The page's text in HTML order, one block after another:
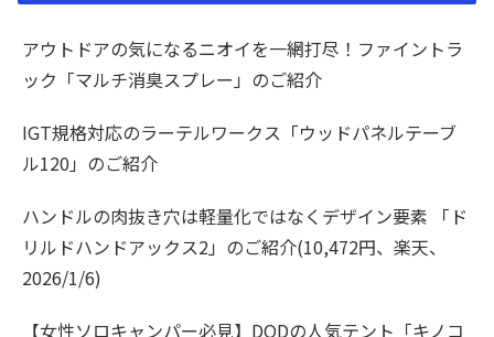
アウトドアの気になるニオイを一網打尽！ファイントラ
ック「マルチ消臭スプレー」のご紹介
IGT規格対応のラーテルワークス「ウッドパネルテーブ
ル120」のご紹介
ハンドルの肉抜き穴は軽量化ではなくデザイン要素 「ド
リルドハンドアックス2」のご紹介(10,472円、楽天、
2026/1/6)
【女性ソロキャンパー必見】DODの人気テント「キノコ